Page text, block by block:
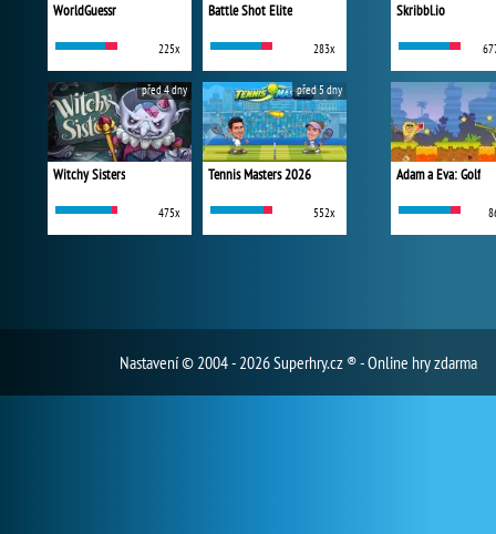
WorldGuessr
225x
Battle Shot Elite
283x
Witchy Sisters
475x
před 4 dny
Tennis Masters 2026
552x
před 5 dny
Skribbl.io
Adam a Eva: Golf
Nastavení© 2004 - 2026 Superhry.cz ® - Online hry zdarma